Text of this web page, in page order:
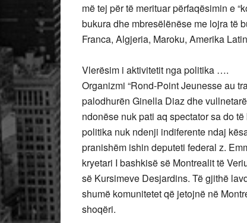
më tej për të merituar përfaqësimin e
bukura dhe mbresëlënëse me lojra të
Franca, Algjeria, Maroku, Amerika
Vlerësim i aktivitetit nga politika ….
Organizmi “Rond-Point Jeunesse au
palodhurën Ginella Diaz dhe
ndonëse nuk pati aq spectator sa do
politika nuk ndenji indiferente ndaj
pranishëm ishin deputeti federal z.
kryetari I bashkisë së Montrealit të
së Kursimeve Desjardins. Të gjithë
shumë komunitetet që jetojnë në
shoqëri.